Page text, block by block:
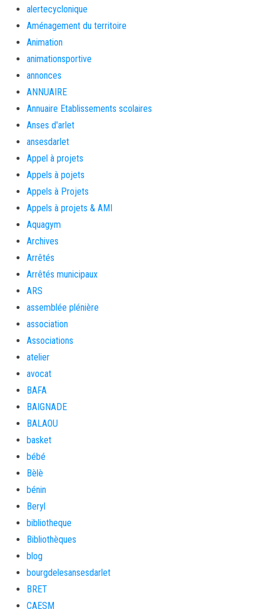
alertecyclonique
Aménagement du territoire
Animation
animationsportive
annonces
ANNUAIRE
Annuaire Etablissements scolaires
Anses d'arlet
ansesdarlet
Appel à projets
Appels à pojets
Appels à Projets
Appels à projets & AMI
Aquagym
Archives
Arrêtés
Arrêtés municipaux
ARS
assemblée plénière
association
Associations
atelier
avocat
BAFA
BAIGNADE
BALAOU
basket
bébé
Bèlè
bénin
Beryl
bibliotheque
Bibliothèques
blog
bourgdelesansesdarlet
BRET
CAESM